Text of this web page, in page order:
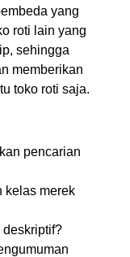
yang
roti lain yang
sehingga
memberikan
toko roti saja.
pencarian
kelas merek
deskriptif?